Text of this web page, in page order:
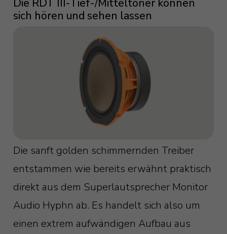
Die RDT III-Tief-/Mitteltöner können
sich hören und sehen lassen
Die sanft golden schimmernden Treiber
entstammen wie bereits erwähnt praktisch
direkt aus dem Superlautsprecher Monitor
Audio Hyphn ab. Es handelt sich also um
einen extrem aufwändigen Aufbau aus